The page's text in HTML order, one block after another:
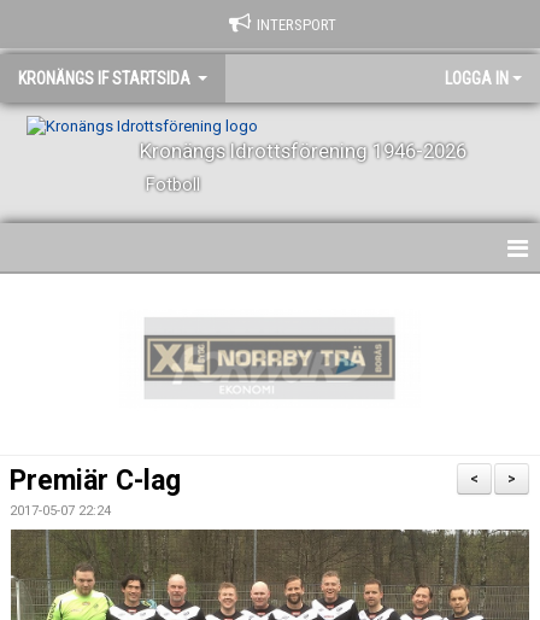
INTERSPORT
KRONÄNGS IF STARTSIDA LOGGA IN
Kronängs Idrottsförening 1946-2026
Fotboll
VÅRA LAG OCH LEDARE
OM KLUBBEN
KANSLI, STYRELSE OCH SEKTIONER
>
<
Premiär C-lag
2017-05-07 22:24